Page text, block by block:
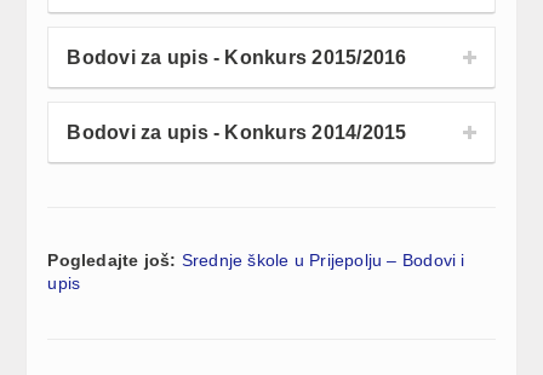
Bodovi za upis - Konkurs 2015/2016
Bodovi za upis - Konkurs 2014/2015
Pogledajte još: Srednje škole u Prijepolju – Bodovi i
upis